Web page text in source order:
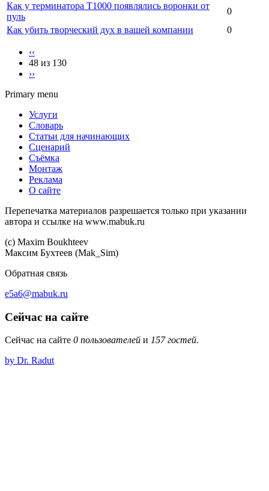
Как у терминатора Т1000 появлялись воронки от
пуль
0
Как убить творческий дух в вашей компании
0
‹‹
48 из 130
››
Primary menu
Услуги
Словарь
Статьи для начинающих
Сценарий
Съёмка
Монтаж
Реклама
О сайте
Перепечатка материалов разрешается только при указании
автора и ссылке на www.mabuk.ru
(c) Maхim Boukhteev
Максим Бухтеев (Mak_Sim)
Обратная связь
e5a6@mabuk.ru
Сейчас на сайте
Сейчас на сайте 0 пользователей и 157 гостей.
by Dr. Radut